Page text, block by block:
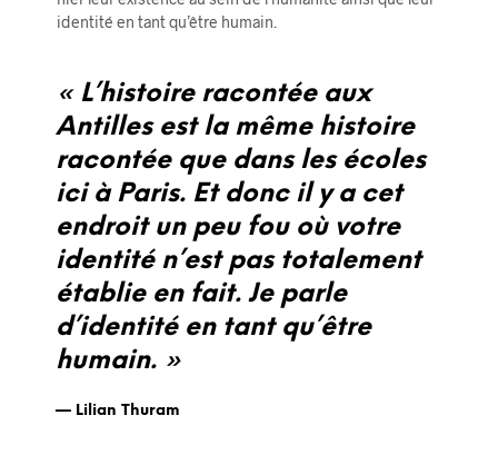
identité en tant qu’être humain.
« L’histoire racontée aux
Antilles est la même histoire
racontée que dans les écoles
ici à Paris. Et donc il y a cet
endroit un peu fou où votre
identité n’est pas totalement
établie en fait. Je parle
d’identité en tant qu’être
humain. »
Lilian Thuram